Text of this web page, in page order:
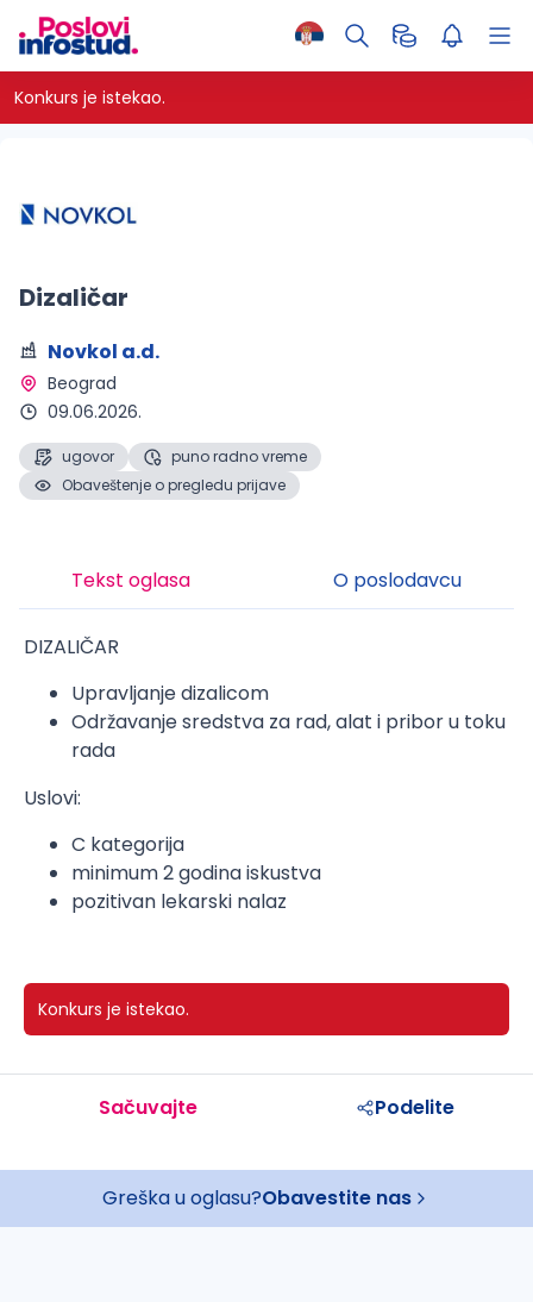
Konkurs je istekao.
Dizaličar
Novkol a.d.
Beograd
09.06.2026.
ugovor
puno radno vreme
Obaveštenje o pregledu prijave
Tekst oglasa O poslodavcu
DIZALIČAR
Upravljanje dizalicom
Održavanje sredstva za rad, alat i pribor u toku
rada
Uslovi:
C kategorija
minimum 2 godina iskustva
pozitivan lekarski nalaz
Konkurs je istekao.
Sačuvajte Podelite
Greška u oglasu?Obavestite nas